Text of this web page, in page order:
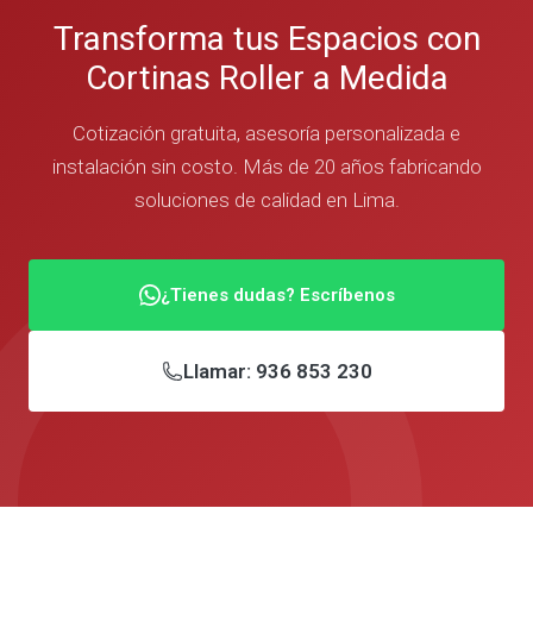
Transforma tus Espacios con
Cortinas Roller a Medida
Cotización gratuita, asesoría personalizada e
instalación sin costo. Más de 20 años fabricando
soluciones de calidad en Lima.
¿Tienes dudas? Escríbenos
Llamar: 936 853 230